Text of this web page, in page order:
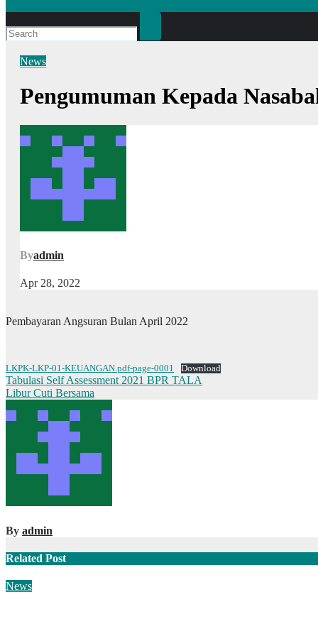
News
Pengumuman Kepada
Byadmin
Apr 28, 2022
Pembayaran Angsuran Bulan April 2022
LKPK-LKP-01-KEUANGAN.pdf-page-0001 Download
Navigasi
pos
Tabulasi Self Assessment 2021 BPR TALA
Libur Cuti Bersama
By admin
Related Post
News